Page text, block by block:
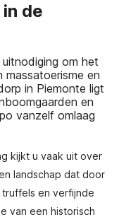
de
om het
en
in Piemonte ligt
en
vanzelf omlaag
kijkt u vaak uit over
landschap dat door
en verfijnde
van een historisch